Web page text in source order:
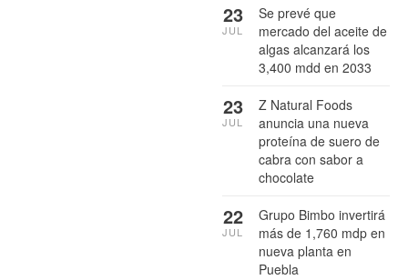
Se prevé que
mercado del aceite de
algas alcanzará los
3,400 mdd en 2033
23
JUL
Z Natural Foods
anuncia una nueva
proteína de suero de
cabra con sabor a
chocolate
23
JUL
Grupo Bimbo invertirá
más de 1,760 mdp en
nueva planta en
Puebla
22
JUL